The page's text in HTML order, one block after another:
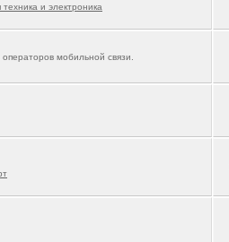
и электроника
мобильной связи.